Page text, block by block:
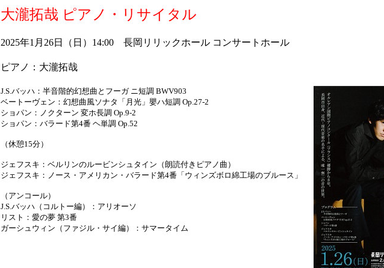
大瀧拓哉 ピアノ・リサイタル
2025年1月26日（日）14:00 長岡リリックホール コンサートホール
ピアノ：大瀧拓哉
J.S.バッハ：半音階的幻想曲とフーガ ニ短調 BWV903
ベートーヴェン：幻想曲風ソナタ「月光」嬰ハ短調 Op.27-2
ショパン：ノクターン 変ホ長調 Op.9-2
ショパン：バラード第4番 ヘ単調 Op.52
（休憩15分）
ジェフスキ：ベルリンのルービンシュタイン（朗読付きピアノ曲）
ジェフスキ：ノース・アメリカン・バラード第4番「ウィンズボロ綿工場のブルース」
（アンコール）
J.S.バッハ（コルトー編）：アリオーソ
リスト：愛の夢 第3番
ガーシュウィン（ファジル・サイ編）：サマータイム